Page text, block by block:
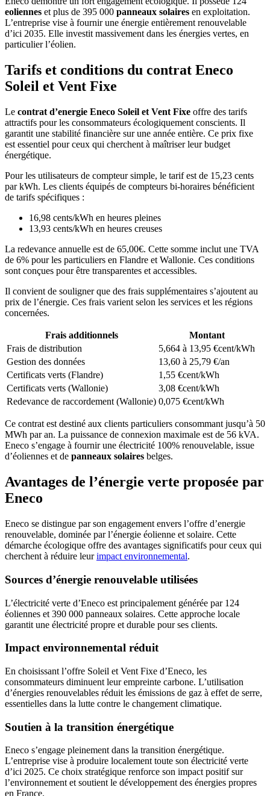
eoliennes et plus de 395 000 panneaux solaires en exploitation.
L’entreprise vise à fournir une énergie entièrement renouvelable
d’ici 2035. Elle investit massivement dans les énergies vertes, en
particulier l’éolien.
Tarifs et conditions du contrat Eneco
Soleil et Vent Fixe
Le contrat d’energie Eneco Soleil et Vent Fixe offre des tarifs
attractifs pour les consommateurs écologiquement conscients. Il
garantit une stabilité financière sur une année entière. Ce prix fixe
est essentiel pour ceux qui cherchent à maîtriser leur budget
énergétique.
Pour les utilisateurs de compteur simple, le tarif est de 15,23 cents
par kWh. Les clients équipés de compteurs bi-horaires bénéficient
de tarifs spécifiques :
16,98 cents/kWh en heures pleines
13,93 cents/kWh en heures creuses
La redevance annuelle est de 65,00€. Cette somme inclut une TVA
de 6% pour les particuliers en Flandre et Wallonie. Ces conditions
sont conçues pour être transparentes et accessibles.
Il convient de souligner que des frais supplémentaires s’ajoutent au
prix de l’énergie. Ces frais varient selon les services et les régions
concernées.
Frais additionnels
Montant
Frais de distribution
5,664 à 13,95 €cent/kWh
Gestion des données
13,60 à 25,79 €/an
Certificats verts (Flandre)
1,55 €cent/kWh
Certificats verts (Wallonie)
3,08 €cent/kWh
Redevance de raccordement (Wallonie) 0,075 €cent/kWh
Ce contrat est destiné aux clients particuliers consommant jusqu’à 50
MWh par an. La puissance de connexion maximale est de 56 kVA.
Eneco s’engage à fournir une électricité 100% renouvelable, issue
d’éoliennes et de panneaux solaires belges.
Avantages de l’énergie verte proposée par
Eneco
Eneco se distingue par son engagement envers l’offre d’energie
renouvelable, dominée par l’énergie éolienne et solaire. Cette
démarche écologique offre des avantages significatifs pour ceux qui
cherchent à réduire leurimpact environnemental.
Sources d’énergie renouvelable utilisées
L’électricité verte d’Eneco est principalement générée par 124
éoliennes et 390 000 panneaux solaires. Cette approche locale
garantit une électricité propre et durable pour ses clients.
Impact environnemental réduit
En choisissant l’offre Soleil et Vent Fixe d’Eneco, les
consommateurs diminuent leur empreinte carbone. L’utilisation
d’énergies renouvelables réduit les émissions de gaz à effet de serre,
essentielles dans la lutte contre le changement climatique.
Soutien à la transition énergétique
Eneco s’engage pleinement dans la transition énergétique.
L’entreprise vise à produire localement toute son électricité verte
d’ici 2025. Ce choix stratégique renforce son impact positif sur
l’environnement et soutient le développement des énergies propres
en France.